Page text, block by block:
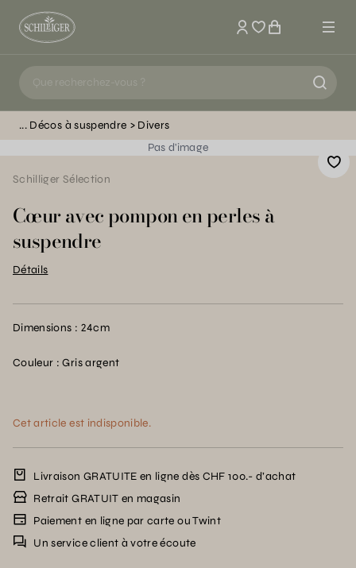
Mon compte
Décos à suspendre
Divers
Pas d'image
Schilliger Sélection
Cœur avec pompon en perles à
suspendre
Détails
Dimensions : 24cm
Couleur : Gris argent
Cet article est indisponible.
Livraison GRATUITE en ligne dès CHF 100.- d’achat
Retrait GRATUIT en magasin
Paiement en ligne par carte ou Twint
Un service client à votre écoute